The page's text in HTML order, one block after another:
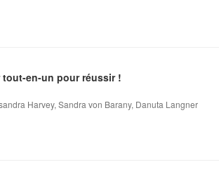
en-un pour réussir !
Harvey, Sandra von Barany, Danuta Langner